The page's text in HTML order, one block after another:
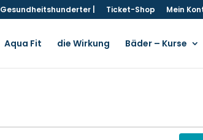
Gesundheitshunderter | Ticket-Shop Mein
Aqua Fit die Wirkung Bäder – Kurse